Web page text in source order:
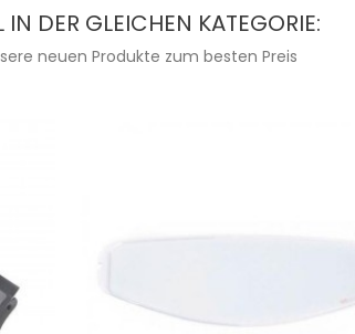
IN DER GLEICHEN KATEGORIE:
neuen Produkte zum besten Preis